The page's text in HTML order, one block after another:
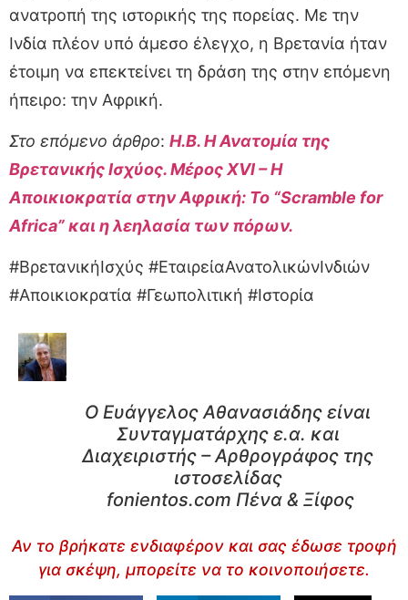
ανατροπή της ιστορικής της πορείας. Με την
Ινδία πλέον υπό άμεσο έλεγχο, η Βρετανία ήταν
έτοιμη να επεκτείνει τη δράση της στην επόμενη
ήπειρο: την Αφρική.
Στο επόμενο άρθρο: Η.Β. Η Ανατομία της
Βρετανικής Ισχύος. Μέρος XVI – Η
Αποικιοκρατία στην Αφρική: Το “Scramble for
Africa” και η λεηλασία των πόρων.
#ΒρετανικήΙσχύς #ΕταιρείαΑνατολικώνΙνδιών
#Αποικιοκρατία #Γεωπολιτική #Ιστορία
Ο Ευάγγελος Αθανασιάδης είναι
Συνταγματάρχης ε.α. και
Διαχειριστής – Αρθρογράφος της
ιστοσελίδας
fonientos.com Πένα & Ξίφος
Αν το βρήκατε ενδιαφέρον και σας έδωσε τροφή
για σκέψη, μπορείτε να το κοινοποιήσετε.